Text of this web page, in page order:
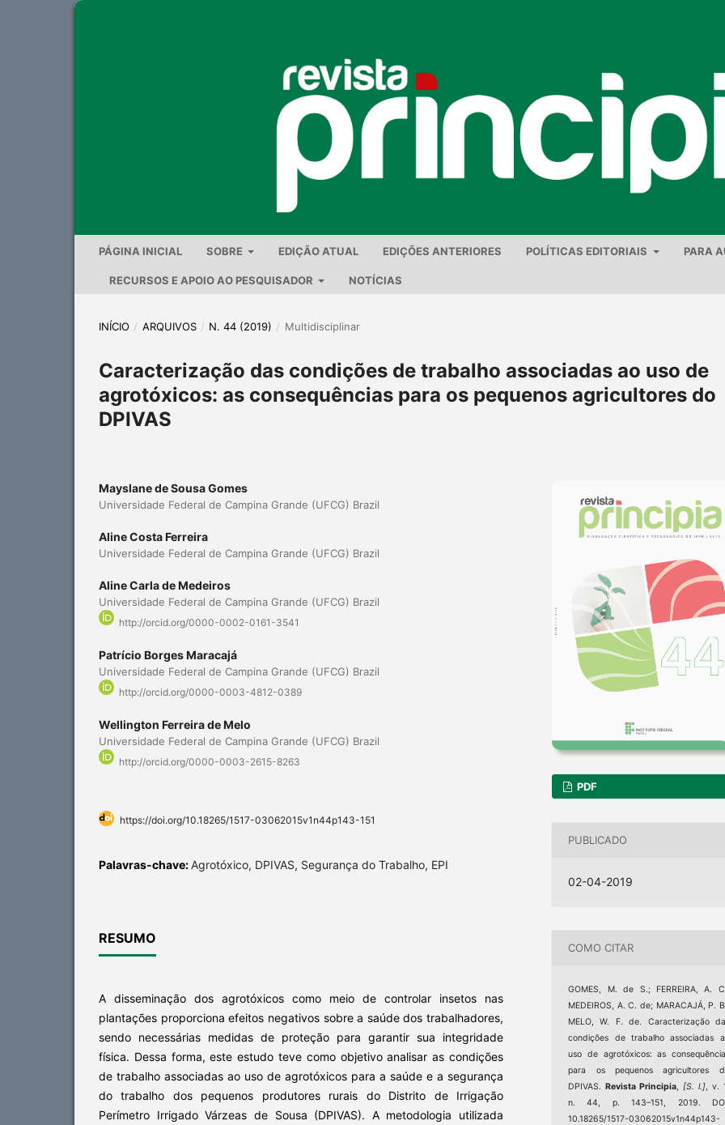
PÁGINA INICIAL SOBRE EDIÇÃO ATUAL EDIÇÕES ANTERIORES POLÍTICAS EDITORIAIS PARA
RECURSOS E APOIO AO PESQUISADOR NOTÍCIAS
INÍCIO / ARQUIVOS / N. 44 (2019) / Multidisciplinar
Caracterização das condições de trabalho associadas ao uso de
agrotóxicos: as consequências para os pequenos agricultores do
DPIVAS
Mayslane de Sousa Gomes
Universidade Federal de Campina Grande (UFCG) Brazil
Aline Costa Ferreira
Universidade Federal de Campina Grande (UFCG) Brazil
Aline Carla de Medeiros
Universidade Federal de Campina Grande (UFCG) Brazil
http://orcid.org/0000-0002-0161-3541
Patrício Borges Maracajá
Universidade Federal de Campina Grande (UFCG) Brazil
http://orcid.org/0000-0003-4812-0389
Wellington Ferreira de Melo
Universidade Federal de Campina Grande (UFCG) Brazil
http://orcid.org/0000-0003-2615-8263
https://doi.org/10.18265/1517-03062015v1n44p143-151
Palavras-chave:Agrotóxico, DPIVAS, Segurança do Trabalho, EPI
RESUMO
A disseminação dos agrotóxicos como meio de controlar insetos nas
plantações proporciona efeitos negativos sobre a saúde dos trabalhadores,
sendo necessárias medidas de proteção para garantir sua integridade
física. Dessa forma, este estudo teve como objetivo analisar as condições
de trabalho associadas ao uso de agrotóxicos para a saúde e a segurança
do trabalho dos pequenos produtores rurais do Distrito de Irrigação
Perímetro Irrigado Várzeas de Sousa (DPIVAS). A metodologia utilizada
PDF
PUBLICADO
02-04-2019
COMO CITAR
GOMES, M. de S.; FERREIRA, A.
MEDEIROS, A. C. de; MARACAJÁ, P.
MELO, W. F. de. Caracterização
condições de trabalho associadas
uso de agrotóxicos: as
para os pequenos agricultores
DPIVAS.Revista Principia,[S. l.], v.
n. 44, p. 143–151, 2019.
10.18265/1517-03062015v1n44p143-